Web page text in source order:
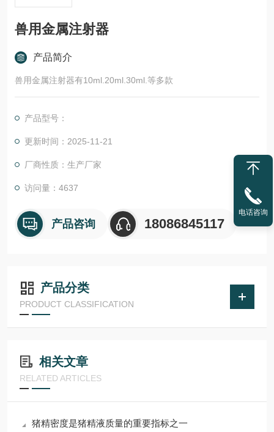
兽用金属注射器
产品简介
兽用金属注射器有10ml.20ml.30ml.等多款
产品型号：
更新时间：2025-11-21
厂商性质：生产厂家
访问量：4637
产品咨询 18086845117
产品分类
PRODUCT CLASSIFICATION
相关文章
RELATED ARTICLES
猪精密度是猪精液质量的重要指标之一
电话咨询